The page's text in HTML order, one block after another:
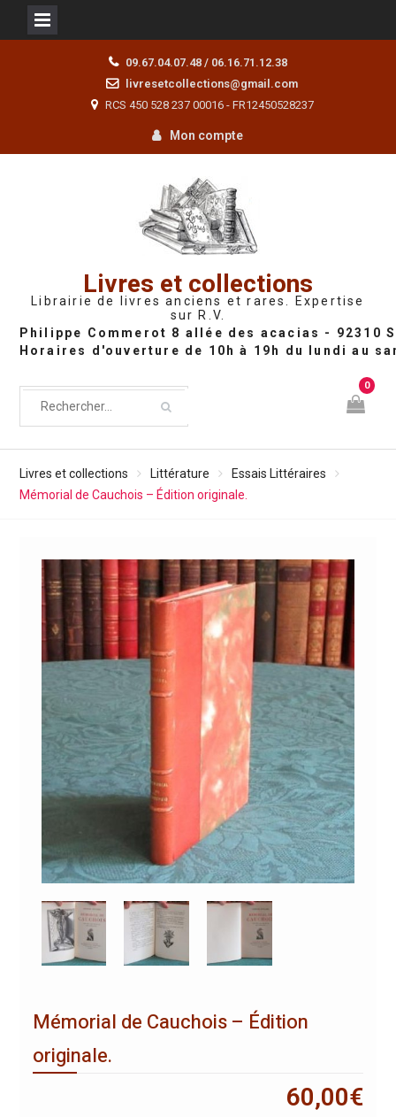
09.67.04.07.48 / 06.16.71.12.38
livresetcollections@gmail.com
RCS 450 528 237 00016 - FR12450528237
Mon compte
Livres et collections
Librairie de livres anciens et rares. Expertise
sur R.V.
0
Livres et collections Littérature
Essais Littéraires
Mémorial de Cauchois – Édition originale.
Mémorial de Cauchois – Édition
originale.
60,00€